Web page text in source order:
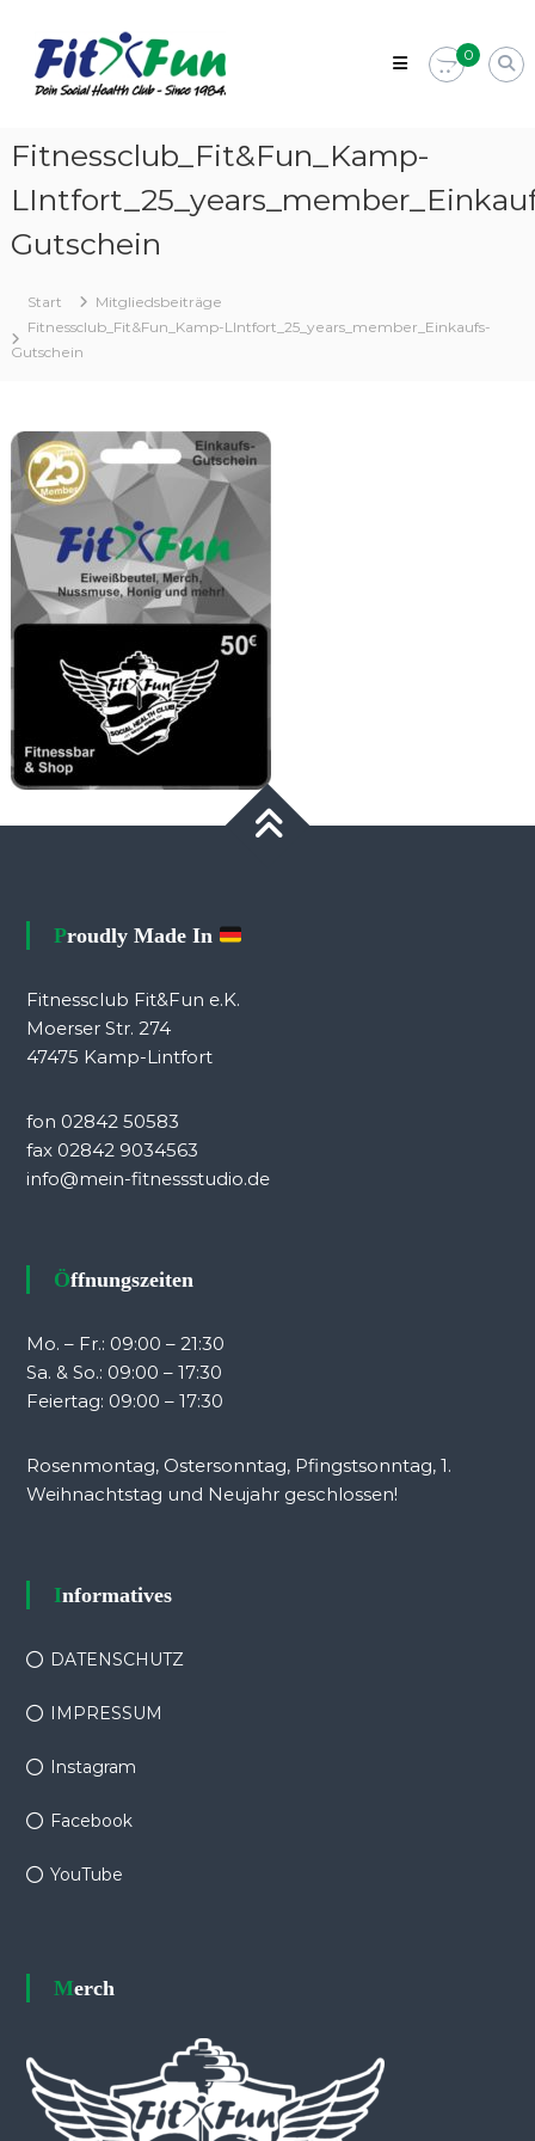
Inhalt
springen
Dein
in
Kamp-
Lintfort
Health
Since
1984
0
Fitnessclub_Fit&Fun_Kamp-
Gutschein
Start
Mitgliedsbeiträge
Fitnessclub_Fit&Fun_Kamp-LIntfort_25_years_member_Einkaufs-
Gutschein
Proudly Made In
Fitnessclub Fit&Fun e.K.
Moerser Str. 274
47475 Kamp-Lintfort
fon 02842 50583
fax 02842 9034563
info@mein-fitnessstudio.de
Öffnungszeiten
Mo. – Fr.: 09:00 – 21:30
Sa. & So.: 09:00 – 17:30
Feiertag: 09:00 – 17:30
Rosenmontag, Ostersonntag, Pfingstsonntag, 1.
Weihnachtstag und Neujahr geschlossen!
Informatives
DATENSCHUTZ
IMPRESSUM
Instagram
Facebook
YouTube
Merch